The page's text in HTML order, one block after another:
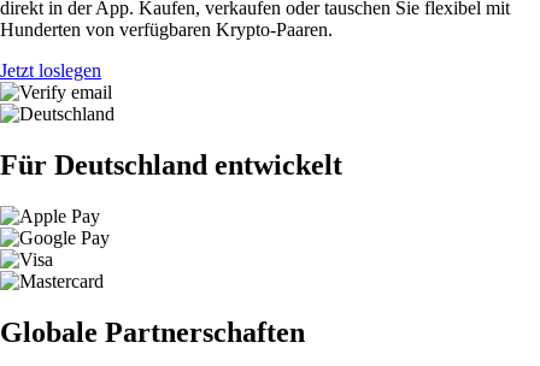
direkt in der App. Kaufen, verkaufen oder tauschen Sie flexibel mit
Hunderten von verfügbaren Krypto-Paaren.
Jetzt loslegen
Für Deutschland entwickelt
Globale Partnerschaften